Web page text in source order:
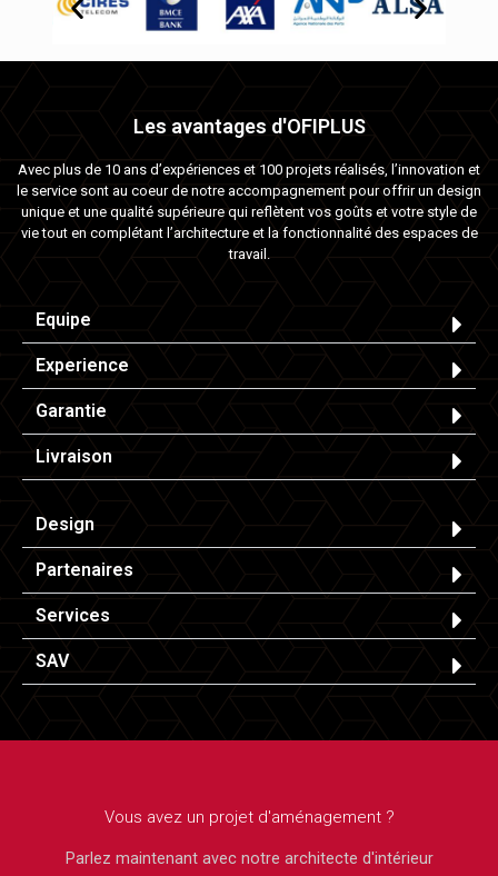
Les avantages d'OFIPLUS
Avec plus de 10 ans d’expériences et 100 projets réalisés, l’innovation et
le service sont au coeur de notre accompagnement pour offrir un design
unique et une qualité supérieure qui reflètent vos goûts et votre style de
vie tout en complétant l’architecture et la fonctionnalité des espaces de
travail.
Equipe
Experience
Garantie
Livraison
Design
Partenaires
Services
SAV
Vous avez un projet d'aménagement ?
Parlez maintenant avec notre architecte d'intérieur